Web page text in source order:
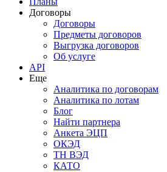
Договоры
Договоры
Предметы договоров
Выгрузка договоров
Об услуге
API
Еще
Аналитика по договорам
Аналитика по лотам
Блог
Найти партнера
Анкета ЭЦП
ОКЭД
ТН ВЭД
КАТО